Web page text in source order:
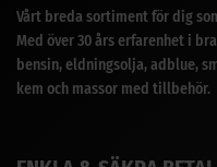
Vårt breda sortiment för dig
Med över 30 års erfarenhet i
bensin, eldningsolja, adblue,
kem och massor med tillbehör.